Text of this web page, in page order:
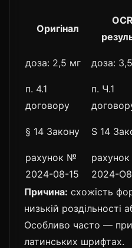
Оригінал
доза: 2,5 мг доза:
п. 4.1
договору
п. Ч.1
§ 14 Закону S 14
рахунок №
2024-08-15
рахунок
2024-
Причина: схожість
низькій роздільності
Особливо часто —
латинських шрифтах.